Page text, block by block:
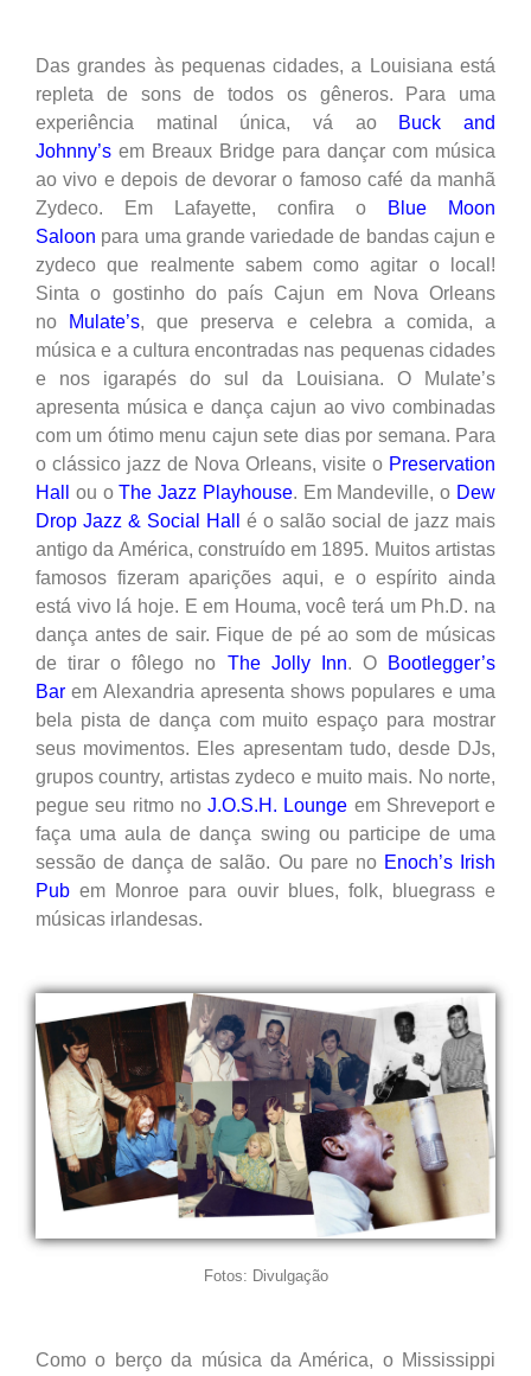
Das grandes às pequenas cidades, a Louisiana está
repleta de sons de todos os gêneros. Para uma
experiência matinal única, vá ao Buck and
Johnny’s em Breaux Bridge para dançar com música
ao vivo e depois de devorar o famoso café da manhã
Zydeco. Em Lafayette, confira o
Blue Moon
Saloon para uma grande variedade de bandas cajun e
zydeco que realmente sabem como agitar o local!
Sinta o gostinho do país Cajun em Nova Orleans
no
Mulate’s, que preserva e celebra a comida, a
música e a cultura encontradas nas pequenas cidades
e nos igarapés do sul da Louisiana. O Mulate’s
apresenta música e dança cajun ao vivo combinadas
com um ótimo menu cajun sete dias por semana. Para
o clássico jazz de Nova Orleans, visite o Preservation
Hall
ou oThe Jazz Playhouse. Em Mandeville, o Dew
Drop Jazz & Social Hall
é o salão social de jazz mais
antigo da América, construído em 1895. Muitos artistas
famosos fizeram aparições aqui, e o espírito ainda
está vivo lá hoje. E em Houma, você terá um Ph.D. na
dança antes de sair. Fique de pé ao som de músicas
de tirar o fôlego no The Jolly Inn. O
Bootlegger’s
Bar em Alexandria apresenta shows populares e uma
bela pista de dança com muito espaço para mostrar
seus movimentos. Eles apresentam tudo, desde DJs,
grupos country, artistas zydeco e muito mais. No norte,
pegue seu ritmo no J.O.S.H. Lounge em Shreveport e
faça uma aula de dança swing ou participe de uma
sessão de dança de salão. Ou pare no Enoch’s Irish
Pub em Monroe para ouvir blues, folk, bluegrass e
músicas irlandesas.
Fotos: Divulgação
Como o berço da música da América, o Mississippi